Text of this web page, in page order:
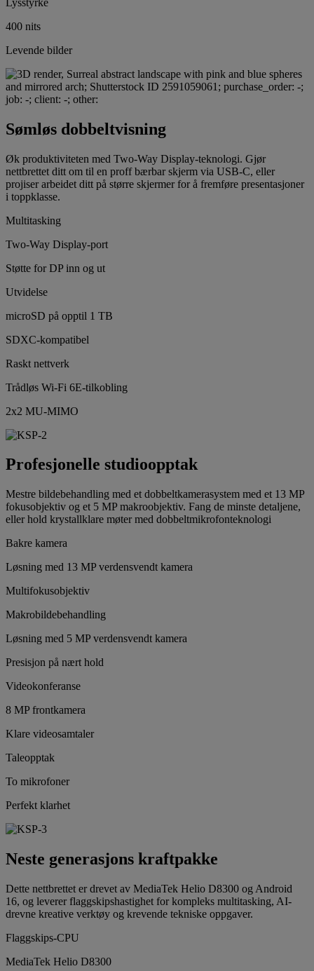
400 nits
Levende bilder
Sømløs dobbeltvisning
Øk produktiviteten med Two-Way Display-teknologi. Gjør
nettbrettet ditt om til en proff bærbar skjerm via USB-C, eller
projiser arbeidet ditt på større skjermer for å fremføre presentasjoner
i toppklasse.
Multitasking
Two-Way Display-port
Støtte for DP inn og ut
Utvidelse
microSD på opptil 1 TB
SDXC-kompatibel
Raskt nettverk
Trådløs Wi-Fi 6E-tilkobling
2x2 MU-MIMO
Profesjonelle studioopptak
Mestre bildebehandling med et dobbeltkamerasystem med et 13 MP
fokusobjektiv og et 5 MP makroobjektiv. Fang de minste detaljene,
eller hold krystallklare møter med dobbeltmikrofonteknologi
Bakre kamera
Løsning med 13 MP verdensvendt kamera
Multifokusobjektiv
Makrobildebehandling
Løsning med 5 MP verdensvendt kamera
Presisjon på nært hold
Videokonferanse
8 MP frontkamera
Klare videosamtaler
Taleopptak
To mikrofoner
Perfekt klarhet
Neste generasjons kraftpakke
Dette nettbrettet er drevet av MediaTek Helio D8300 og Android
16, og leverer flaggskipshastighet for kompleks multitasking, AI-
drevne kreative verktøy og krevende tekniske oppgaver.
Flaggskips-CPU
MediaTek Helio D8300